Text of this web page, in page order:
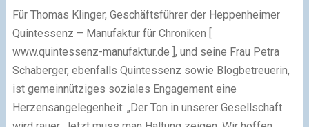
Für Thomas Klinger, Geschäftsführer der Heppenheimer
Quintessenz – Manufaktur für Chroniken [
www.quintessenz-manufaktur.de ], und seine Frau Petra
Schaberger, ebenfalls Quintessenz sowie Blogbetreuerin,
ist gemeinnütziges soziales Engagement eine
Herzensangelegenheit: „Der Ton in unserer Gesellschaft